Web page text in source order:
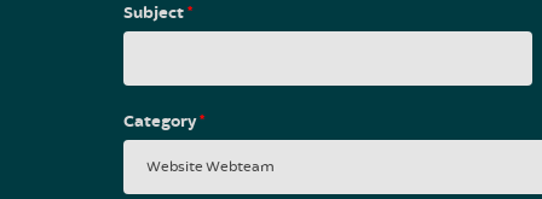
Subject*
Category*